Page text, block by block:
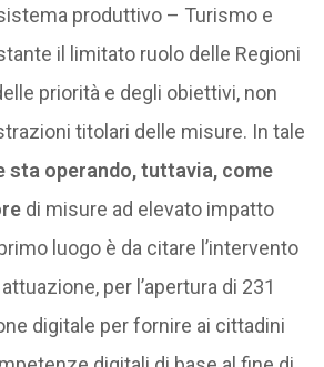
produttivo – Turismo e
il limitato ruolo delle Regioni
priorità e degli obiettivi, non
titolari delle misure. In tale
sta operando, tuttavia, come
di misure ad elevato impatto
luogo è da citare l’intervento
per l’apertura di 231
digitale per fornire ai cittadini